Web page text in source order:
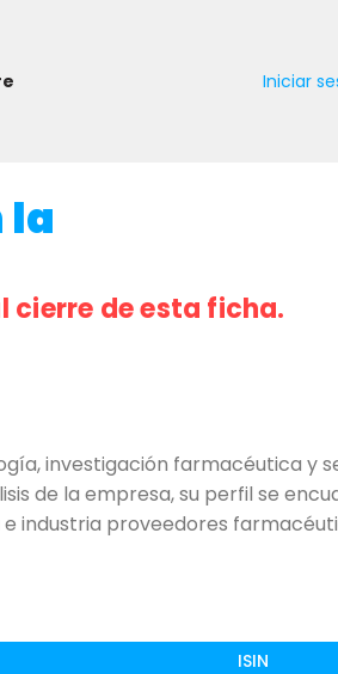
Iniciar
la
cierre de esta ficha.
investigación farmacéutica y
de la empresa, su perfil se
industria proveedores
ISIN